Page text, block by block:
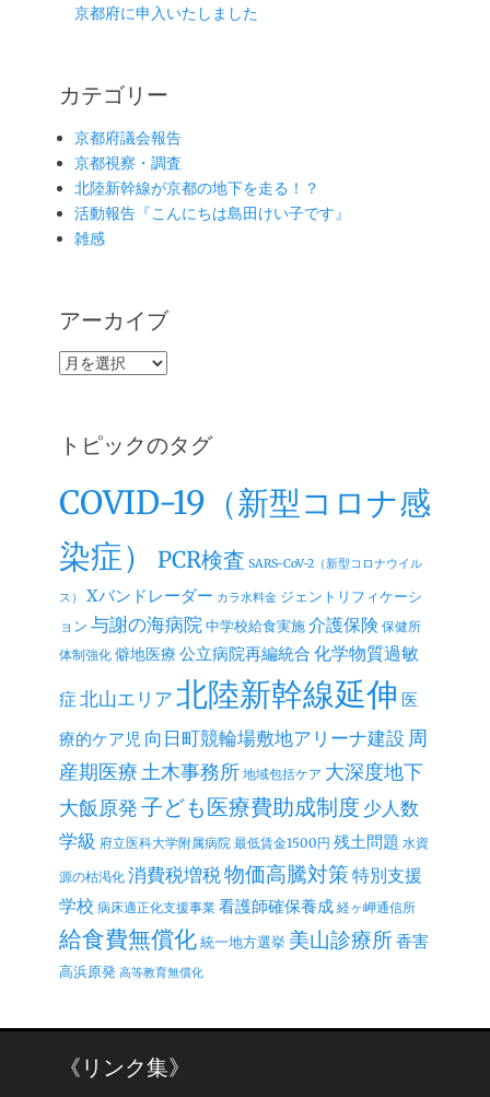
京都府に申入いたしました
カテゴリー
京都府議会報告
京都視察・調査
北陸新幹線が京都の地下を走る！？
活動報告『こんにちは島田けい子です』
雑感
アーカイブ
ア
イ
ブ
トピックのタグ
COVID-19（新型コロナ感
染症）
PCR検査 SARS-CoV-2（新型コロナウイル
ス） Xバンドレーダー カラ水料金 ジェントリフィケーシ
ョン 与謝の海病院中学校給食実施介護保険 保健所
体制強化 僻地医療 公立病院再編統合 化学物質過敏
症 北山エリア北陸新幹線延伸 医
療的ケア児 向日町競輪場敷地アリーナ建設 周
産期医療土木事務所 地域包括ケア 大深度地下
大飯原発子ども医療費助成制度 少人数
学級 府立医科大学附属病院 最低賃金1500円 残土問題 水資
源の枯渇化 消費税増税物価高騰対策特別支援
学校 病床適正化支援事業 看護師確保養成 経ヶ岬通信所
給食費無償化統一地方選挙 美山診療所香害
高浜原発 高等教育無償化
《リンク集》